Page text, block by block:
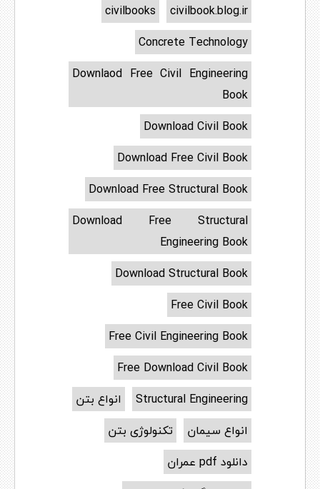
civilbook.blog.ir
civilbooks
Concrete Technology
Downlaod Free Civil Engineering
Book
Download Civil Book
Download Free Civil Book
Download Free Structural Book
Download Free Structural
Engineering Book
Download Structural Book
Free Civil Book
Free Civil Engineering Book
Free Download Civil Book
Structural Engineering
انواع بتن
انواع سیمان
تکنولوژی بتن
دانلود pdf عمران